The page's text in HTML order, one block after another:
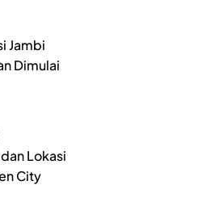
Jambi
Dimulai
Lokasi
City